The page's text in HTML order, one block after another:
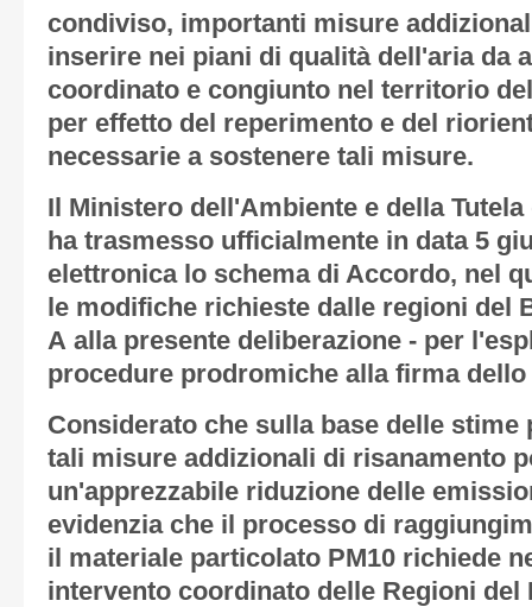
condiviso, importanti misure
inserire nei piani di qualità dell'aria da
coordinato e congiunto nel territorio
per effetto del reperimento e del
necessarie a sostenere tali misure.
Il Ministero dell'Ambiente e della
ha trasmesso ufficialmente in data 5
elettronica lo schema di Accordo, nel
le modifiche richieste dalle regioni del
A alla presente deliberazione - per
procedure prodromiche alla firma dello
Considerato che sulla base delle
tali misure addizionali di risanamento
un'apprezzabile riduzione delle
evidenzia che il processo di
il materiale particolato PM10 richiede
intervento coordinato delle Regioni del